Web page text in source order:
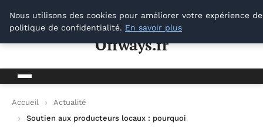
Offways.fr
Offways.fr
Accueil
Actualité
Soutien aux producteurs locaux : pourquoi il est essentiel
Nous utilisons des cookies pour améliorer votre expérience
politique de confidentialité. En savoir plus